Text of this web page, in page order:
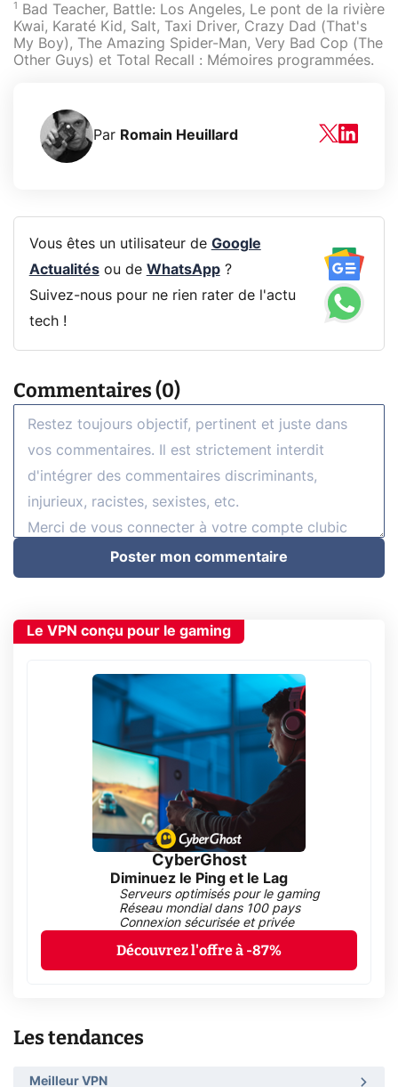
1
Bad Teacher, Battle: Los Angeles, Le pont de la rivière
Kwai, Karaté Kid, Salt, Taxi Driver, Crazy Dad (That's
My Boy), The Amazing Spider-Man, Very Bad Cop (The
Other Guys) et Total Recall : Mémoires programmées.
Par Romain Heuillard
Vous êtes un utilisateur de Google
Actualitésou de WhatsApp?
Suivez-nous pour ne rien rater de l'actu
tech !
Commentaires (0)
Poster mon commentaire
Le VPN conçu pour le gaming
CyberGhost
Diminuez le Ping et le Lag
Serveurs optimisés pour le gaming
Réseau mondial dans 100 pays
Connexion sécurisée et privée
Découvrez l'offre à -87%
Les tendances
Meilleur VPN